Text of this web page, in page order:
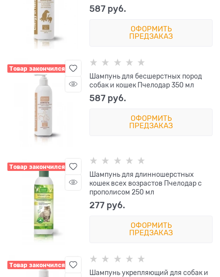
587 руб.
ОФОРМИТЬ
ПРЕДЗАКАЗ
Товар закончился
Шампунь для бесшерстных пород
собак и кошек Пчелодар 350 мл
587 руб.
ОФОРМИТЬ
ПРЕДЗАКАЗ
Товар закончился
Шампунь для длинношерстных
кошек всех возрастов Пчелодар с
прополисом 250 мл
277 руб.
ОФОРМИТЬ
ПРЕДЗАКАЗ
Товар закончился
Шампунь укрепляющий для собак и